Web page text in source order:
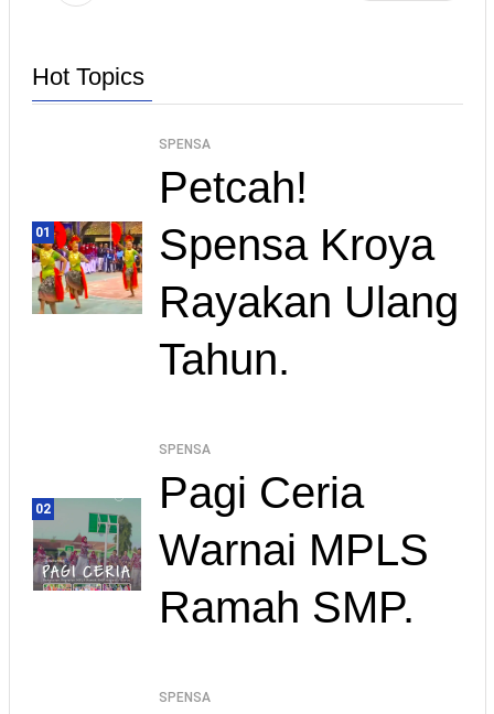
Hot Topics
01
SPENSA
Petcah!
Spensa Kroya
Rayakan Ulang
Tahun.
02
SPENSA
Pagi Ceria
Warnai MPLS
Ramah SMP.
SPENSA